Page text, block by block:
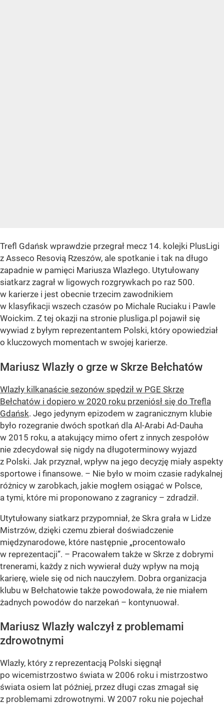
Trefl Gdańsk wprawdzie przegrał mecz 14. kolejki PlusLigi
z Asseco Resovią Rzeszów, ale spotkanie i tak na długo
zapadnie w pamięci Mariusza Wlazłego. Utytułowany
siatkarz zagrał w ligowych rozgrywkach po raz 500.
w karierze i jest obecnie trzecim zawodnikiem
w klasyfikacji wszech czasów po Michale Ruciaku i Pawle
Woickim. Z tej okazji na stronie plusliga.pl pojawił się
wywiad z byłym reprezentantem Polski, który opowiedział
o kluczowych momentach w swojej karierze.
Mariusz Wlazły o grze w Skrze Bełchatów
Wlazły kilkanaście sezonów spędził w PGE Skrze
Bełchatów i dopiero w 2020 roku przeniósł się do Trefla
Gdańsk. Jego jedynym epizodem w zagranicznym klubie
było rozegranie dwóch spotkań dla Al-Arabi Ad-Dauha
w 2015 roku, a atakujący mimo ofert z innych zespołów
nie zdecydował się nigdy na długoterminowy wyjazd
z Polski. Jak przyznał, wpływ na jego decyzję miały aspekty
sportowe i finansowe. – Nie było w moim czasie radykalnej
różnicy w zarobkach, jakie mogłem osiągać w Polsce,
a tymi, które mi proponowano z zagranicy – zdradził.
Utytułowany siatkarz przypomniał, że Skra grała w Lidze
Mistrzów, dzięki czemu zbierał doświadczenie
międzynarodowe, które następnie „procentowało
w reprezentacji”. – Pracowałem także w Skrze z dobrymi
trenerami, każdy z nich wywierał duży wpływ na moją
karierę, wiele się od nich nauczyłem. Dobra organizacja
klubu w Bełchatowie także powodowała, że nie miałem
żadnych powodów do narzekań – kontynuował.
Mariusz Wlazły walczył z problemami
zdrowotnymi
Wlazły, który z reprezentacją Polski sięgnął
po wicemistrzostwo świata w 2006 roku i mistrzostwo
świata osiem lat później, przez długi czas zmagał się
z problemami zdrowotnymi. W 2007 roku nie pojechał